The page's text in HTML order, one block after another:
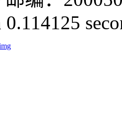
0.114125